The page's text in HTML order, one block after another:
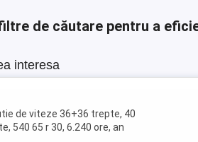
de căutare pentru a
interesa
de viteze 36+36 trepte, 40
540 65 r 30, 6.240 ore, an